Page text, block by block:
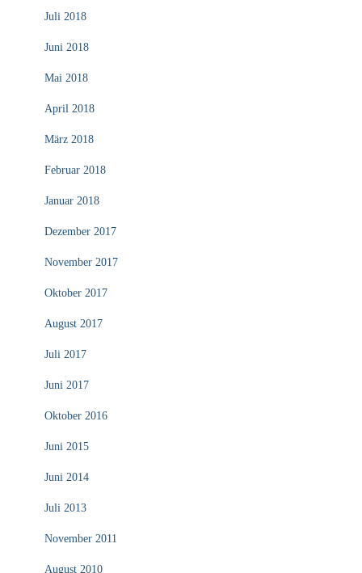
Juli 2018
Juni 2018
Mai 2018
April 2018
März 2018
Februar 2018
Januar 2018
Dezember 2017
November 2017
Oktober 2017
August 2017
Juli 2017
Juni 2017
Oktober 2016
Juni 2015
Juni 2014
Juli 2013
November 2011
August 2010